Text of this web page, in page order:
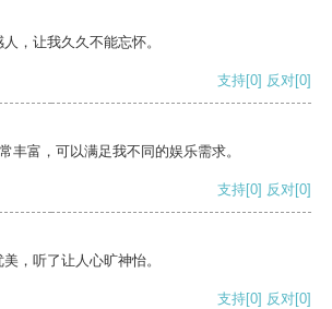
，让我久久不能忘怀。
支持[0] 反对[0]
丰富，可以满足我不同的娱乐需求。
支持[0] 反对[0]
，听了让人心旷神怡。
支持[0] 反对[0]